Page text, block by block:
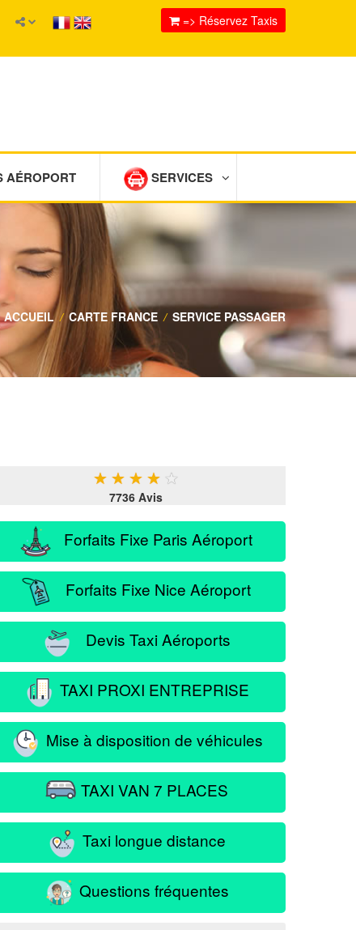
=> Réservez Taxis
AÉROPORT SERVICES
ACCUEIL / CARTE FRANCE / SERVICE PASSAGER
★ ★ ★ ★ ★
7736 Avis
Forfaits Fixe Paris Aéroport
Forfaits Fixe Nice Aéroport
Devis Taxi Aéroports
TAXI PROXI ENTREPRISE
Mise à disposition de véhicules
TAXI VAN 7 PLACES
Taxi longue distance
Questions fréquentes